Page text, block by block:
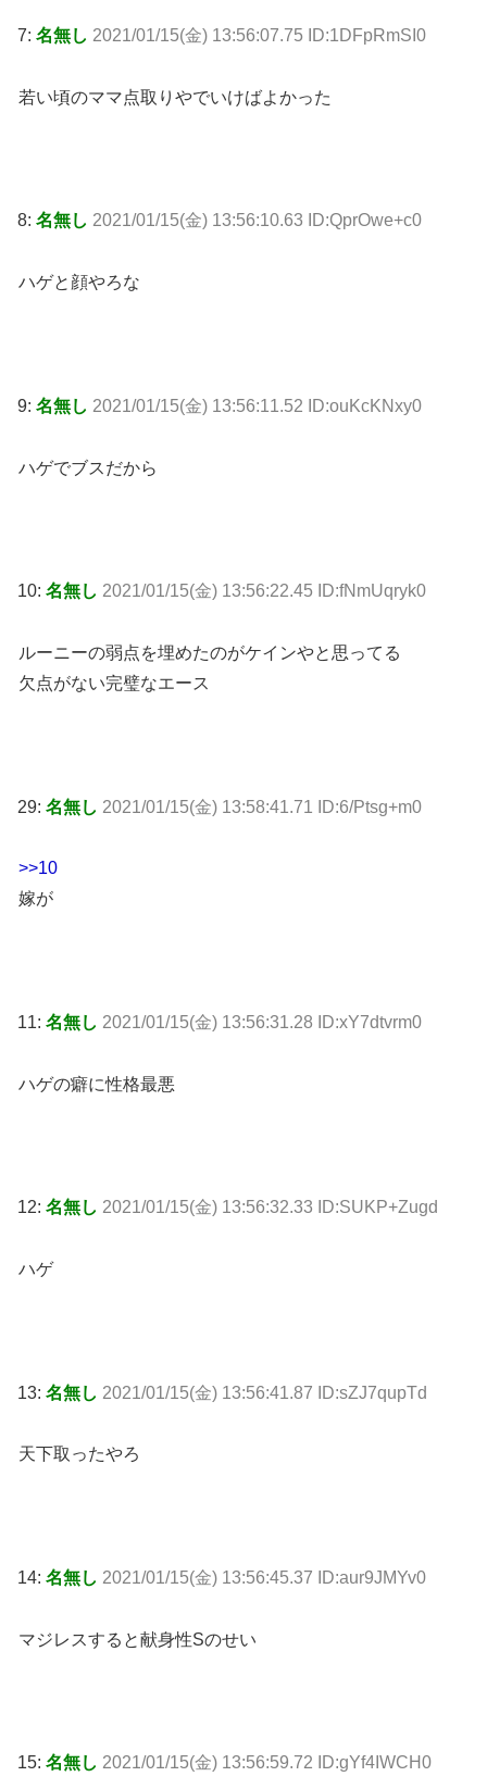
7: 名無し 2021/01/15(金) 13:56:07.75 ID:1DFpRmSI0
若い頃のママ点取りやでいけばよかった
8: 名無し 2021/01/15(金) 13:56:10.63 ID:QprOwe+c0
ハゲと顔やろな
9: 名無し 2021/01/15(金) 13:56:11.52 ID:ouKcKNxy0
ハゲでブスだから
10: 名無し 2021/01/15(金) 13:56:22.45 ID:fNmUqryk0
ルーニーの弱点を埋めたのがケインやと思ってる
欠点がない完璧なエース
29: 名無し 2021/01/15(金) 13:58:41.71 ID:6/Ptsg+m0
>>10
嫁が
11: 名無し 2021/01/15(金) 13:56:31.28 ID:xY7dtvrm0
ハゲの癖に性格最悪
12: 名無し 2021/01/15(金) 13:56:32.33 ID:SUKP+Zugd
ハゲ
13: 名無し 2021/01/15(金) 13:56:41.87 ID:sZJ7qupTd
天下取ったやろ
14: 名無し 2021/01/15(金) 13:56:45.37 ID:aur9JMYv0
マジレスすると献身性Sのせい
15: 名無し 2021/01/15(金) 13:56:59.72 ID:gYf4IWCH0